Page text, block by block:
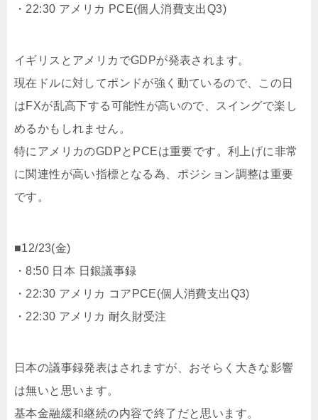
・22:30 アメリカ PCE(個人消費支出Q3)
イギリスとアメリカでGDPが発表されます。
現在ドルに対してポンドが強く動ているので、この日
はFXが乱高下する可能性が高いので、スイングで楽し
めるかもしれません。
特にアメリカのGDPとPCEは重要です。利上げに非常
に関連性が高い指標となる為、ポジション調整は重要
です。
■12/23(金)
・8:50 日本 日銀議事録
・22:30 アメリカ コアPCE(個人消費支出Q3)
・22:30 アメリカ 耐久財受注
日本の議事録発表はされますが、おそらく大きな影響
は無いと思います。
基本金融緩和継続の内容で終了だと思います。